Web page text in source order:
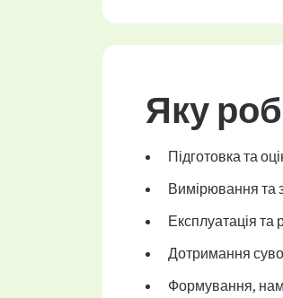
Яку
Підготовка та
Вимірювання та
Експлуатація та
Дотримання
Формування,